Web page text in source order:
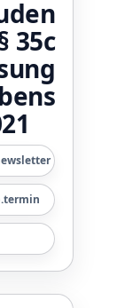
35c